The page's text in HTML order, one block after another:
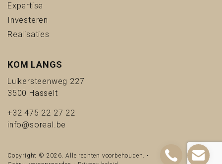
Expertise
Investeren
Realisaties
KOM LANGS
Luikersteenweg 227
3500 Hasselt
+32 475 22 27 22
info@soreal.be
Copyright © 2026. Alle rechten voorbehouden. •